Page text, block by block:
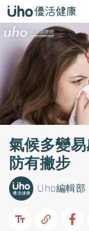
氣候多變
防有撇步
Uho編輯部